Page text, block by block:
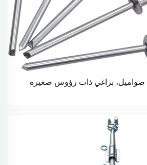
صواميل، براغي ذات رؤوس صغيرة